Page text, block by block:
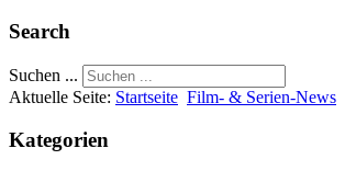
Search
Suchen ...
Aktuelle Seite: Startseite Film- & Serien-News
Kategorien